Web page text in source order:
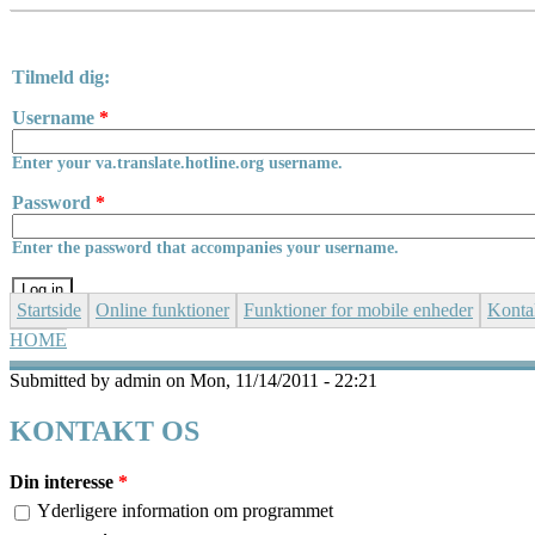
Tilmeld dig:
Username *
Enter your va.translate.hotline.org username.
Password *
Enter the password that accompanies your username.
Startside Online funktioner Funktioner for mobile enheder
YOU ARE HERE
HOME
Submitted by admin on Mon, 11/14/2011 - 22:21
KONTAKT OS
Din interesse *
Yderligere information om programmet